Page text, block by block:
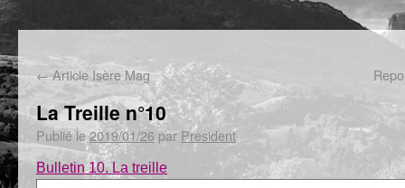
←Article Isère Mag
La Treille n°10
Publié le2019/01/26 par President
Bulletin 10. La treille